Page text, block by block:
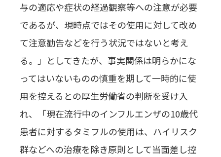
与の適応や症状の経過観察等への注意が必要
であるが、現時点ではその使用に対して改め
て注意勧告などを行う状況ではないと考え
る。」としてきたが、事実関係は明らかにな
ってはいないものの慎重を期して一時的に使
用を控えるとの厚生労働省の判断を受け入
れ、「現在流行中のインフルエンザの10歳代
患者に対するタミフルの使用は、ハイリスク
群などへの治療を除き原則として当面差し控